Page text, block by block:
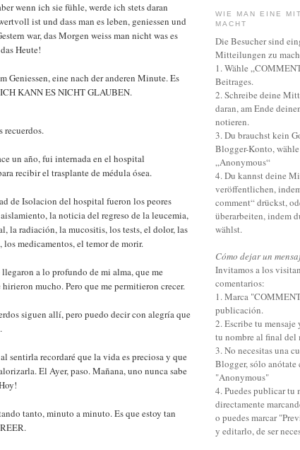
wenn ich sie fühle, werde ich stets daran
ist und dass man es leben, geniessen und
war, das Morgen weiss man nicht was es
Heute!
Geniessen, eine nach der anderen Minute. Es
KANN ES NICHT GLAUBEN.
recuerdos.
un año, fui internada en el hospital
recibir el trasplante de médula ósea.
de Isolacion del hospital fueron los peores
la noticia del regreso de la leucemia,
la radiación, la mucositis, los tests, el dolor, las
los medicamentos, el temor de morir.
a lo profundo de mi alma, que me
mucho. Pero que me permitieron crecer.
siguen allí, pero puedo decir con alegría que
sentirla recordaré que la vida es preciosa y que
El Ayer, paso. Mañana, uno nunca sabe
tanto, minuto a minuto. Es que estoy tan
WIE MAN EINE
MACHT
Die Besucher sind
Mitteilungen zu
1. Wähle
Beitrages.
2. Schreibe deine
daran, am Ende
notieren.
3. Du brauchst kein
Blogger-Konto,
„Anonymous“
4. Du kannst deine
veröffentlichen,
comment“ drückst,
überarbeiten, indem
wählst.
Cómo dejar un
Invitamos a los
comentarios:
1. Marca
publicación.
2. Escribe tu mensaje
tu nombre al final del
3. No necesitas una
Blogger, sólo anótate
"Anonymous"
4. Puedes publicar tu
directamente
o puedes marcar
y editarlo, de ser